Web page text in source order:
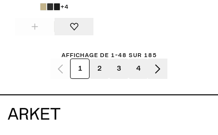
+4
Affichage de 1-48 sur 185
1 2 3 4